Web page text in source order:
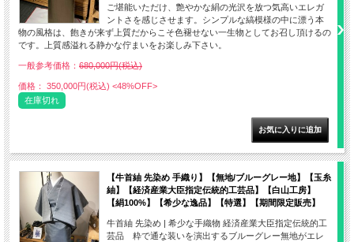
ご堪能いただけ、艶やかな絹の光沢を放つ気高いエレガ
ントさを感じさせます。シンプルな縞模様の中に漂う本
物の風格は、飽きが来ず上質だからこそ色褪せない一生物としてお召し頂けるの
です。上質感溢れる静かな佇まいをお楽しみ下さい。
一般参考価格： 680,000円(税込)
価格： 350,000円(税込) <48%OFF>
在庫切れ
【牛首紬 先染め 手織り】【無地/ブルーグレー地】【玉糸
紬】【経済産業大臣指定伝統的工芸品】【白山工房】
【絹100%】【希少な逸品】【特選】【期間限定販売】
牛首紬 先染め | 希少な手織物 経済産業大臣指定伝統的工
芸品 粋で通な装いを演出するブルーグレー無地がエレ